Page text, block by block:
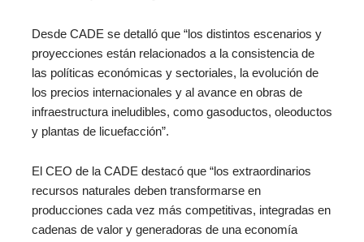
Desde CADE se detalló que “los distintos escenarios y
proyecciones están relacionados a la consistencia de
las políticas económicas y sectoriales, la evolución de
los precios internacionales y al avance en obras de
infraestructura ineludibles, como gasoductos, oleoductos
y plantas de licuefacción”.
El CEO de la CADE destacó que “los extraordinarios
recursos naturales deben transformarse en
producciones cada vez más competitivas, integradas en
cadenas de valor y generadoras de una economía